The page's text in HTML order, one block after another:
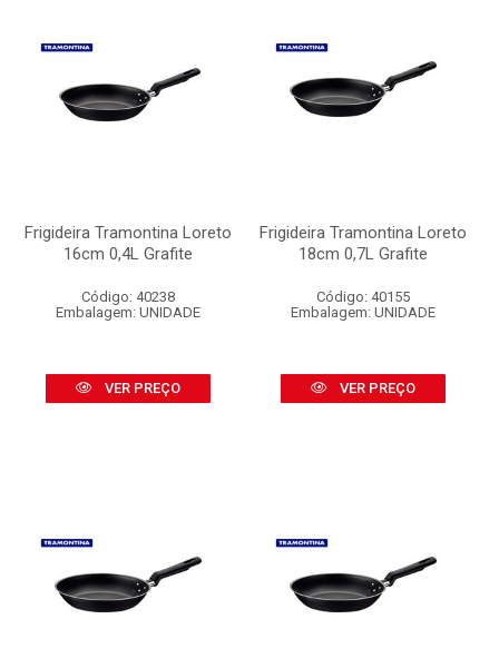
Frigideira Tramontina Loreto
16cm 0,4L Grafite
Código: 40238
Embalagem: UNIDADE
VER PREÇO
Frigideira Tramontina Loreto
18cm 0,7L Grafite
Código: 40155
Embalagem: UNIDADE
VER PREÇO